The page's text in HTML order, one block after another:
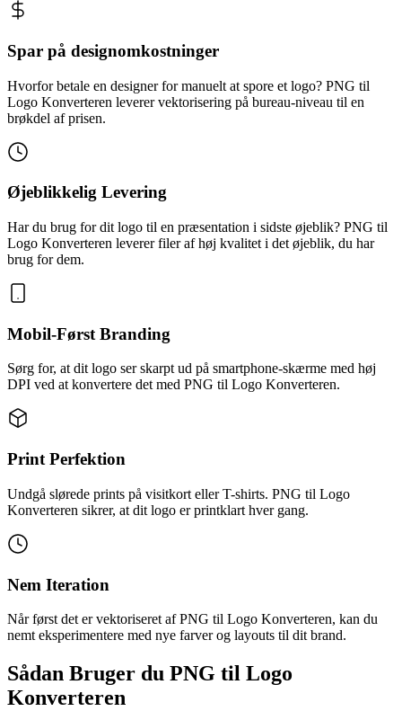
Spar på designomkostninger
Hvorfor betale en designer for manuelt at spore et logo? PNG til
Logo Konverteren leverer vektorisering på bureau-niveau til en
brøkdel af prisen.
Øjeblikkelig Levering
Har du brug for dit logo til en præsentation i sidste øjeblik? PNG til
Logo Konverteren leverer filer af høj kvalitet i det øjeblik, du har
brug for dem.
Mobil-Først Branding
Sørg for, at dit logo ser skarpt ud på smartphone-skærme med høj
DPI ved at konvertere det med PNG til Logo Konverteren.
Print Perfektion
Undgå slørede prints på visitkort eller T-shirts. PNG til Logo
Konverteren sikrer, at dit logo er printklart hver gang.
Nem Iteration
Når først det er vektoriseret af PNG til Logo Konverteren, kan du
nemt eksperimentere med nye farver og layouts til dit brand.
Sådan Bruger du PNG til Logo
Konverteren